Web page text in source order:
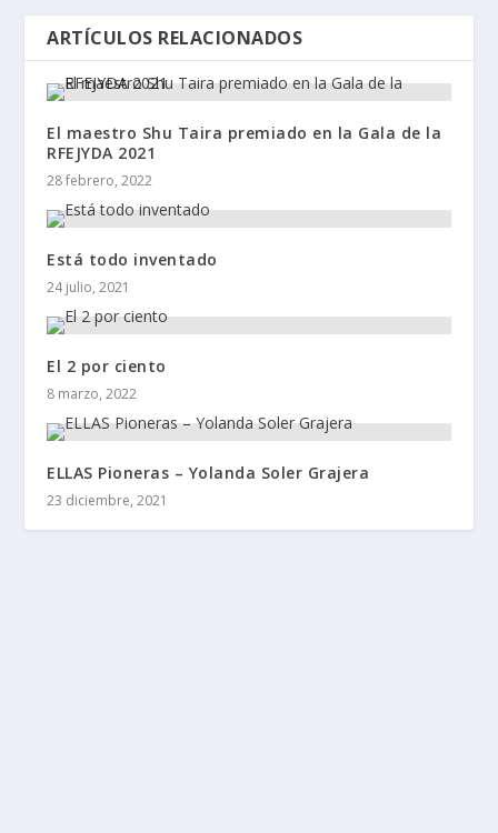
ARTÍCULOS RELACIONADOS
El maestro Shu Taira premiado en la Gala de la
RFEJYDA 2021
28 febrero, 2022
Está todo inventado
24 julio, 2021
El 2 por ciento
8 marzo, 2022
ELLAS Pioneras – Yolanda Soler Grajera
23 diciembre, 2021